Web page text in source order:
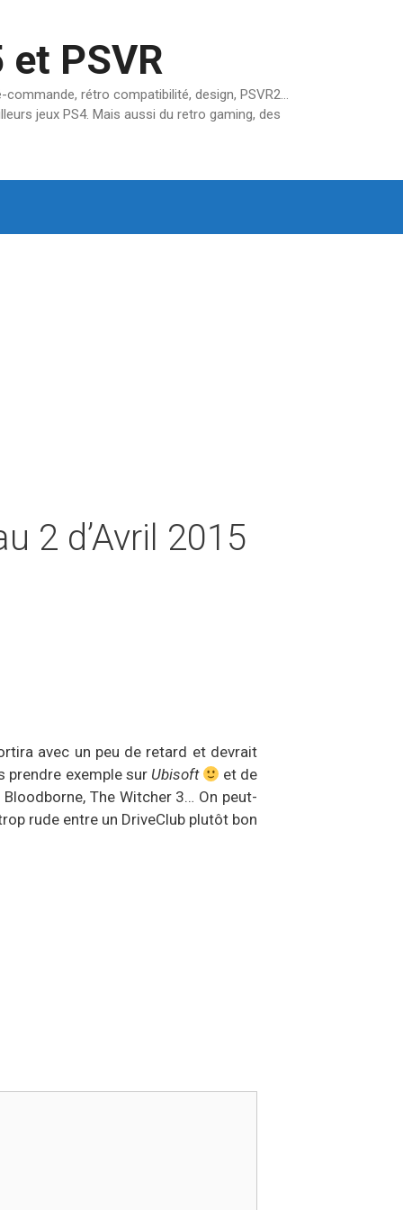
PSVR
commande, rétro compatibilité, design, PSVR2…
jeux PS4. Mais aussi du retro gaming, des
2 d’Avril 2015
avec un peu de retard et devrait
prendre exemple sur Ubisoft
et de
The Witcher 3… On peut-
rude entre un DriveClub plutôt bon